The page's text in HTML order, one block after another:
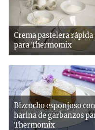
Crema pastelera rápida
para Thermomix
Bizcocho esponjoso con
harina de garbanzos
Thermomix